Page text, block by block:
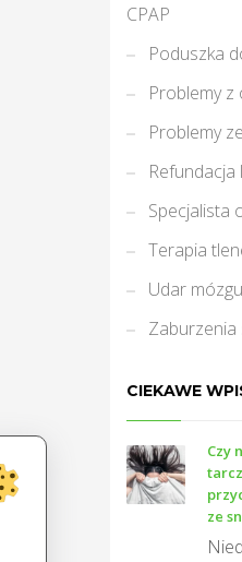
CPAP
Poduszka
Problemy z
Problemy
Refundacja
Specjalista
Terapia
Udar mózgu
Zaburzenia
CIEKAWE
Czy
ze